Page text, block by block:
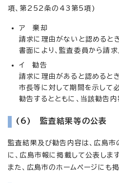
項、第252条の43第5項)
ア 棄却
請求に理由がないと認めると
書面により、監査委員から請求
イ 勧告
請求に理由があると認めると
市長等に対して期間を示して
勧告するとともに、当該勧告
(6) 監査結果等の公表
監査結果及び勧告内容は、広島市
に、広島市報に掲載して公表します
また、広島市のホームページにも掲